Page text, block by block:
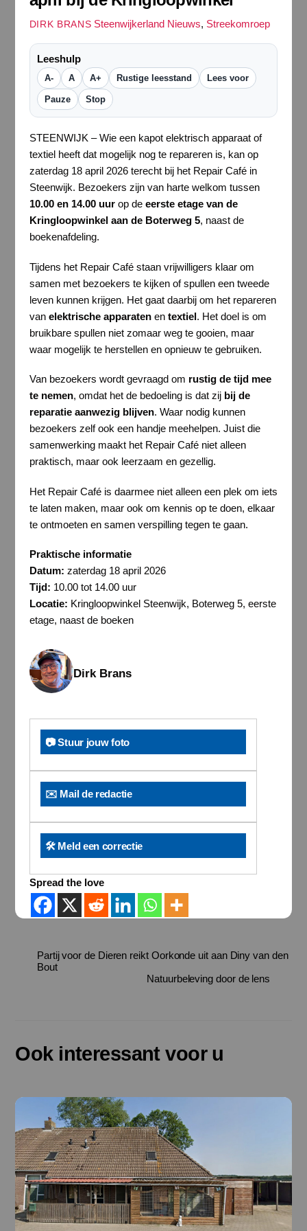
DIRK BRANS Steenwijkerland Nieuws, Streekomroep
Leeshulp
A- A A+ Rustige leesstand Lees voor
Pauze Stop
STEENWIJK – Wie een kapot elektrisch apparaat of
textiel heeft dat mogelijk nog te repareren is, kan op
zaterdag 18 april 2026 terecht bij het Repair Café in
Steenwijk. Bezoekers zijn van harte welkom tussen
10.00 en 14.00 uurop de eerste etage van de
Kringloopwinkel aan de Boterweg 5, naast de
boekenafdeling.
Tijdens het Repair Café staan vrijwilligers klaar om
samen met bezoekers te kijken of spullen een tweede
leven kunnen krijgen. Het gaat daarbij om het repareren
van elektrische apparatenen textiel. Het doel is om
bruikbare spullen niet zomaar weg te gooien, maar
waar mogelijk te herstellen en opnieuw te gebruiken.
Van bezoekers wordt gevraagd om rustig de tijd mee
te nemen, omdat het de bedoeling is dat zij bij de
reparatie aanwezig blijven. Waar nodig kunnen
bezoekers zelf ook een handje meehelpen. Juist die
samenwerking maakt het Repair Café niet alleen
praktisch, maar ook leerzaam en gezellig.
Het Repair Café is daarmee niet alleen een plek om iets
te laten maken, maar ook om kennis op te doen, elkaar
te ontmoeten en samen verspilling tegen te gaan.
Praktische informatie
Datum: zaterdag 18 april 2026
Tijd: 10.00 tot 14.00 uur
Locatie: Kringloopwinkel Steenwijk, Boterweg 5, eerste
etage, naast de boeken
Dirk Brans
📷 Stuur jouw foto
✉️ Mail de redactie
🛠️ Meld een correctie
Spread the love
Partij voor de Dieren reikt Oorkonde uit aan Diny van den
Bout
Natuurbeleving door de lens
Ook interessant voor u